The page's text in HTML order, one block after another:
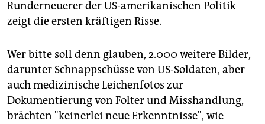
Runderneuerer der US-amerikanischen Politik
zeigt die ersten kräftigen Risse.
Wer bitte soll denn glauben, 2.000 weitere Bilder,
darunter Schnappschüsse von US-Soldaten, aber
auch medizinische Leichenfotos zur
Dokumentierung von Folter und Misshandlung,
brächten "keinerlei neue Erkenntnisse", wie